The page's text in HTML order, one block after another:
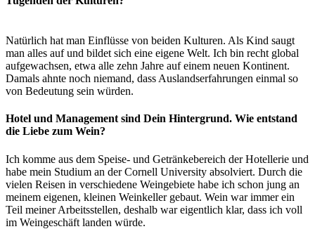
Natürlich hat man Einflüsse von beiden Kulturen. Als Kind saugt
man alles auf und bildet sich eine eigene Welt. Ich bin recht global
aufgewachsen, etwa alle zehn Jahre auf einem neuen Kontinent.
Damals ahnte noch niemand, dass Auslandserfahrungen einmal so
von Bedeutung sein würden.
Hotel und Management sind Dein Hintergrund. Wie entstand
die Liebe zum Wein?
Ich komme aus dem Speise- und Getränkebereich der Hotellerie und
habe mein Studium an der Cornell University absolviert. Durch die
vielen Reisen in verschiedene Weingebiete habe ich schon jung an
meinem eigenen, kleinen Weinkeller gebaut. Wein war immer ein
Teil meiner Arbeitsstellen, deshalb war eigentlich klar, dass ich voll
im Weingeschäft landen würde.